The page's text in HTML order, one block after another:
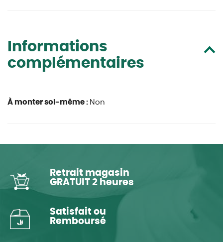
Informations
complémentaires
À monter soi-même : Non
Retrait magasin
GRATUIT 2 heures
Satisfait ou
Remboursé